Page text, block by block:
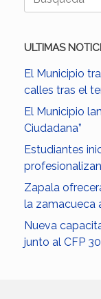
ULTIMAS
El Municipio
calles tras el
El Municipio
Ciudadana”
Estudiantes
Zapala
la zamacueca
Nueva
junto al CFP 30